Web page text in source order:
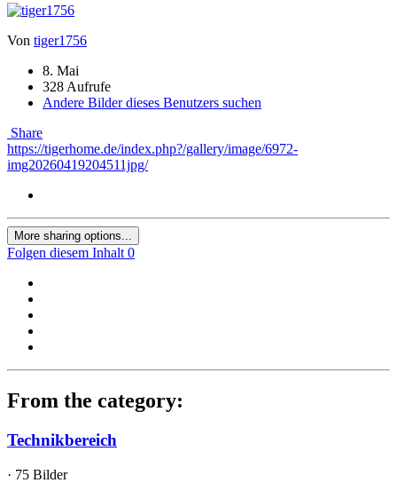
Von tiger1756
8. Mai
328 Aufrufe
Andere Bilder dieses Benutzers suchen
Share
https://tigerhome.de/index.php?/gallery/image/6972-
img20260419204511jpg/
More sharing options...
Folgen diesem Inhalt 0
From the category:
Technikbereich
· 75 Bilder